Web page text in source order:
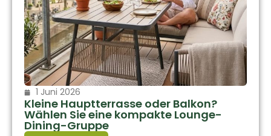
1 Juni 2026
Kleine Hauptterrasse oder Balkon?
Wählen Sie eine kompakte Lounge-
Dining-Gruppe